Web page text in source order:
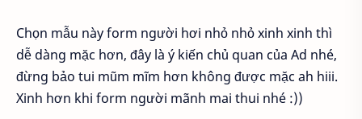
Chọn mẫu này form người hơi nhỏ nhỏ xinh xinh thì
dễ dàng mặc hơn, đây là ý kiến chủ quan của Ad nhé,
đừng bảo tui mũm mĩm hơn không được mặc ah hiii.
Xinh hơn khi form người mãnh mai thui nhé :))